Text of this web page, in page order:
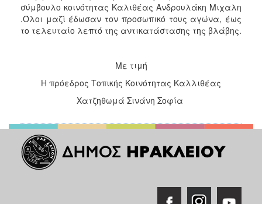
2006
ΕΠΙΣΚΕΠΤΗΣ
ΓΙΑ...
σύμβουλο κοινότητας Καλιθέας Ανδρουλάκη Μιχαλη
.Όλοι μαζί έδωσαν τον προσωπικό τους αγώνα, έως
το τελευταίο λεπτό της αντικατάστασης της βλάβης.
Με τιμή
Η πρόεδρος Τοπικής Κοινότητας Καλλιθέας
Χατζηθωμά Σινάνη Σοφία